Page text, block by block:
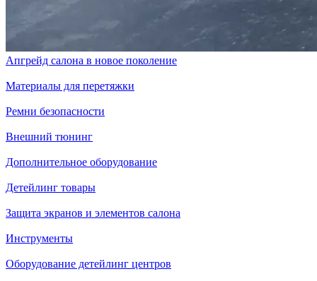
Апгрейд салона в новое поколение
Материалы для перетяжки
Ремни безопасности
Внешний тюнинг
Дополнительное оборудование
Детейлинг товары
Защита экранов и элементов салона
Инструменты
Оборудование детейлинг центров